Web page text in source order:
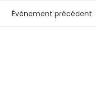
Événement précédent